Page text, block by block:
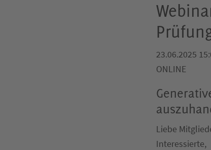
23.06.2025
ONLINE
Liebe
Interessierte,